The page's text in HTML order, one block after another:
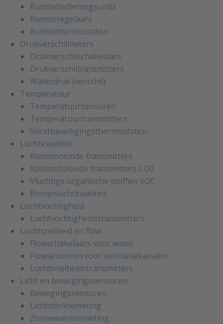
Ruimtebedieningsunits
Ruimteregelaars
Ruimtethermostaten
Drukverschilmeters
Drukverschilschakelaars
Drukverschiltransmitters
Waterdruk (verschil)
Temperatuur
Temperatuursensoren
Temperatuurtransmitters
Vorstbeveiligingsthermostaten
Luchtkwaliteit
Koolmonoxide transmitters
Koolstofdioxide transmitters CO2
Vluchtige organische stoffen VOC
Binnenluchtkwaliteit
Luchtvochtigheid
Luchtvochtigheidstransmitters
Luchtsnelheid en flow
Flowschakelaars voor water
Flowsensoren voor ventilatiekanalen
Luchtsnelheidstransmitters
Licht en bewegingssensoren
Bewegingssensoren
Lichtsterktemeting
Zonnewarmtemeting